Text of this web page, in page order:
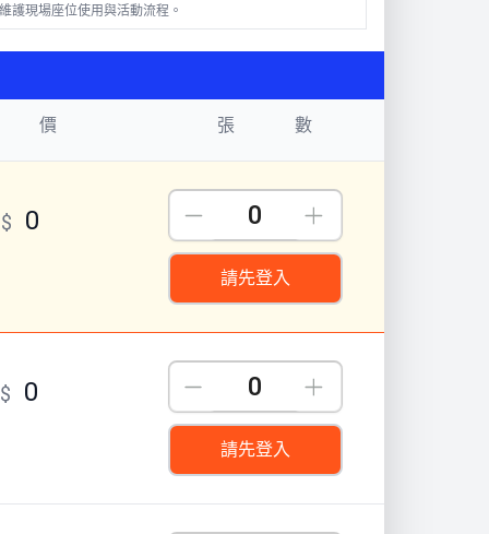
護現場座位使用與活動流程。
價 張 數
0 Down
請先登入
0 Down
請先登入